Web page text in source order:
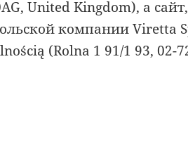
United Kingdom), а
компании Viretta
(Rolna 1 91/1 93, 02-
же жулики, что и Maxima